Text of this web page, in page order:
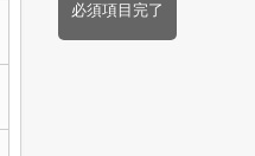
必須項目完了